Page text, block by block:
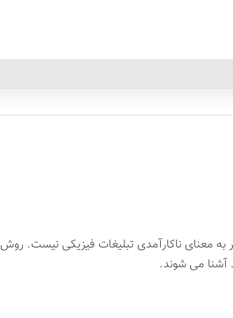
به معنای ناکارآمدی تبلیغات فیزیکی نیست. روش
آشنا می شوند.